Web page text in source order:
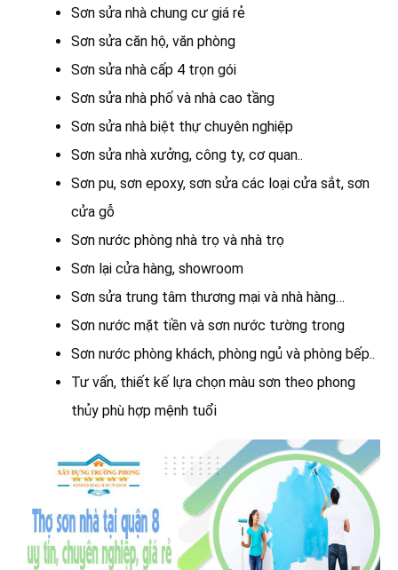
Sơn sửa nhà chung cư giá rẻ
Sơn sửa căn hộ, văn phòng
Sơn sửa nhà cấp 4 trọn gói
Sơn sửa nhà phố và nhà cao tầng
Sơn sửa nhà biệt thự chuyên nghiệp
Sơn sửa nhà xưởng, công ty, cơ quan..
Sơn pu, sơn epoxy, sơn sửa các loại cửa sắt, sơn
cửa gỗ
Sơn nước phòng nhà trọ và nhà trọ
Sơn lại cửa hàng, showroom
Sơn sửa trung tâm thương mại và nhà hàng…
Sơn nước mặt tiền và sơn nước tường trong
Sơn nước phòng khách, phòng ngủ và phòng bếp..
Tư vấn, thiết kế lựa chọn màu sơn theo phong
thủy phù hợp mệnh tuổi